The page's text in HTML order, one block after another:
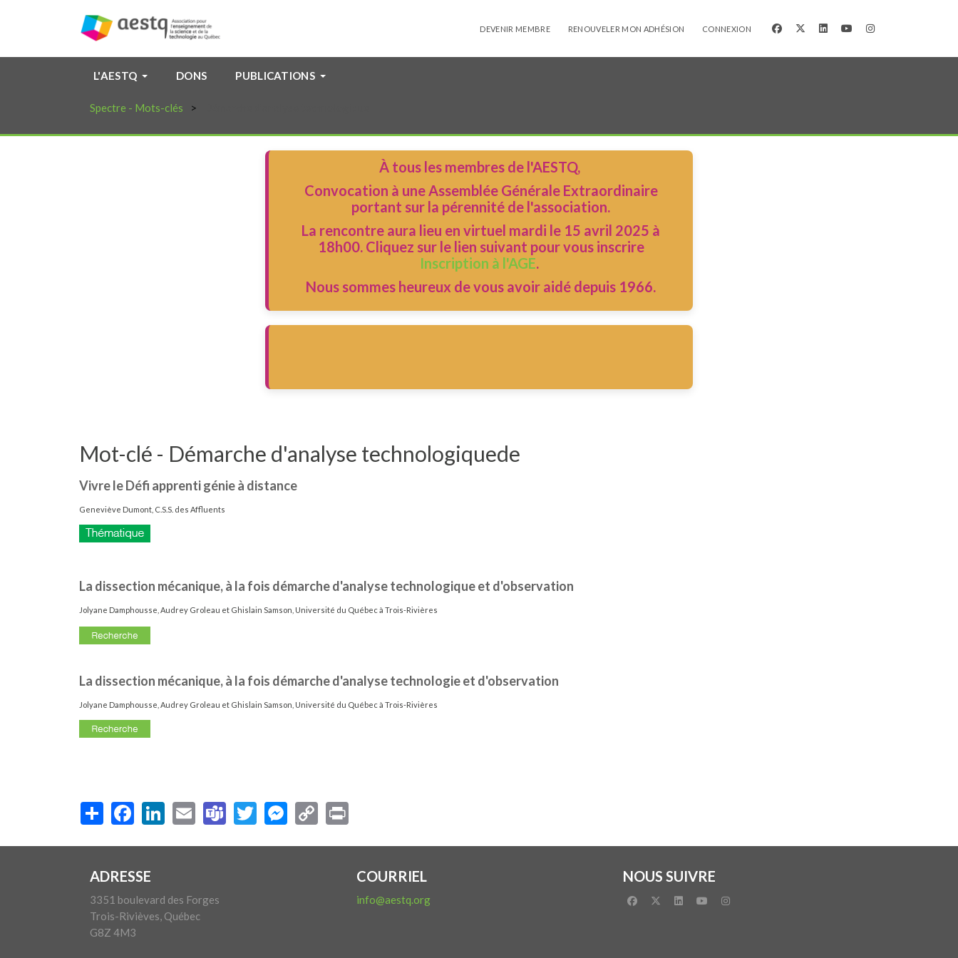
DEVENIR MEMBRE RENOUVELER MON ADHÉSION CONNEXION facebookx-twitterlinkedin youtubeinstagram
L'AESTQ DONS PUBLICATIONS
Spectre - Mots-clés
À tous les membres de l'AESTQ,
Convocation à une Assemblée Générale Extraordinaire
portant sur la pérennité de l'association.
La rencontre aura lieu en virtuel mardi le 15 avril 2025 à
18h00. Cliquez sur le lien suivant pour vous inscrire
Inscription à l'AGE.
Nous sommes heureux de vous avoir aidé depuis 1966.
Mot-clé - Démarche d'analyse technologiquede
Vivre le Défi apprenti génie à distance
Geneviève Dumont, C.S.S. des Affluents
La dissection mécanique, à la fois démarche d'analyse technologique et d'observation
Jolyane Damphousse, Audrey Groleau et Ghislain Samson, Université du Québec à Trois-Rivières
La dissection mécanique, à la fois démarche d'analyse technologie et d'observation
Jolyane Damphousse, Audrey Groleau et Ghislain Samson, Université du Québec à Trois-Rivières
ADRESSE
3351 boulevard des Forges
Trois-Rivièves, Québec
G8Z 4M3
COURRIEL
info@aestq.org
NOUS SUIVRE
facebookx-twitterlinkedin youtubeinstagram